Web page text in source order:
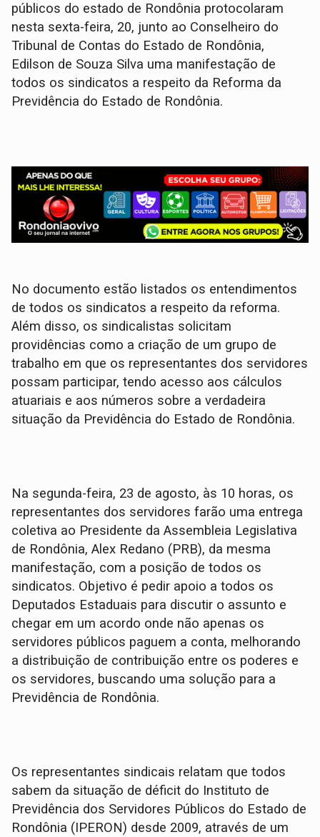
públicos do estado de Rondônia protocolaram
nesta sexta-feira, 20, junto ao Conselheiro do
Tribunal de Contas do Estado de Rondônia,
Edilson de Souza Silva uma manifestação de
todos os sindicatos a respeito da Reforma da
Previdência do Estado de Rondônia.
No documento estão listados os entendimentos
de todos os sindicatos a respeito da reforma.
Além disso, os sindicalistas solicitam
providências como a criação de um grupo de
trabalho em que os representantes dos servidores
possam participar, tendo acesso aos cálculos
atuariais e aos números sobre a verdadeira
situação da Previdência do Estado de Rondônia.
Na segunda-feira, 23 de agosto, às 10 horas, os
representantes dos servidores farão uma entrega
coletiva ao Presidente da Assembleia Legislativa
de Rondônia, Alex Redano (PRB), da mesma
manifestação, com a posição de todos os
sindicatos. Objetivo é pedir apoio a todos os
Deputados Estaduais para discutir o assunto e
chegar em um acordo onde não apenas os
servidores públicos paguem a conta, melhorando
a distribuição de contribuição entre os poderes e
os servidores, buscando uma solução para a
Previdência de Rondônia.
Os representantes sindicais relatam que todos
sabem da situação de déficit do Instituto de
Previdência dos Servidores Públicos do Estado de
Rondônia (IPERON) desde 2009, através de um